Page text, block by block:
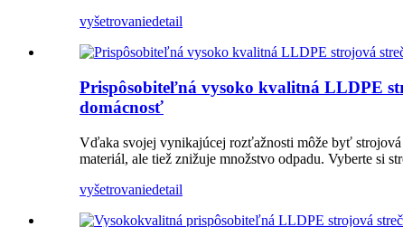
vyšetrovaniedetail
Prispôsobiteľná vysoko kvalitná LLDPE
domácnosť
Vďaka svojej vynikajúcej rozťažnosti môže byť strojová
materiál, ale tiež znižuje množstvo odpadu. Vyberte si
vyšetrovaniedetail